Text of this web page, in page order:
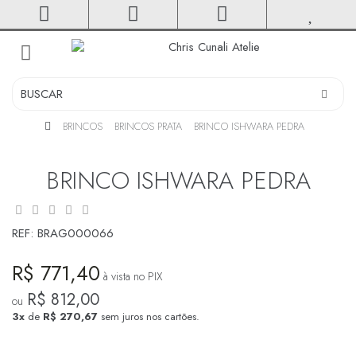
toggle
BRINCOS BRINCOS PRATA BRINCO ISHWARA PEDRA
BRINCO ISHWARA PEDRA
REF: BRAG000066
R$ 771,40 à vista no PIX
ou R$ 812,00
3x de R$ 270,67 sem juros nos cartões.